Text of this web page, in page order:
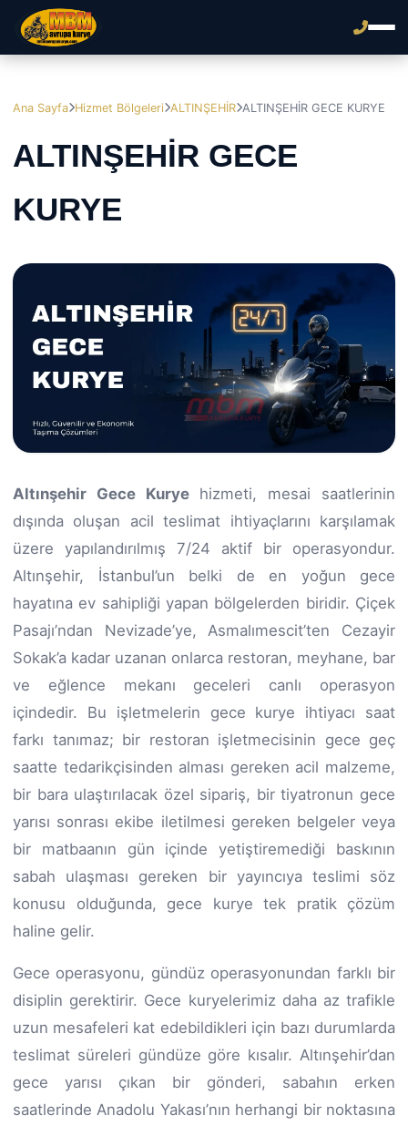
Ana Sayfa Hizmet Bölgeleri ALTINŞEHİR ALTINŞEHİR GECE KURYE
ALTINŞEHİR GECE
KURYE
Altınşehir Gece Kuryehizmeti, mesai saatlerinin
dışında oluşan acil teslimat ihtiyaçlarını karşılamak
üzere yapılandırılmış 7/24 aktif bir operasyondur.
Altınşehir, İstanbul’un belki de en yoğun gece
hayatına ev sahipliği yapan bölgelerden biridir. Çiçek
Pasajı’ndan Nevizade’ye, Asmalımescit’ten Cezayir
Sokak’a kadar uzanan onlarca restoran, meyhane, bar
ve eğlence mekanı geceleri canlı operasyon
içindedir. Bu işletmelerin gece kurye ihtiyacı saat
farkı tanımaz; bir restoran işletmecisinin gece geç
saatte tedarikçisinden alması gereken acil malzeme,
bir bara ulaştırılacak özel sipariş, bir tiyatronun gece
yarısı sonrası ekibe iletilmesi gereken belgeler veya
bir matbaanın gün içinde yetiştiremediği baskının
sabah ulaşması gereken bir yayıncıya teslimi söz
konusu olduğunda, gece kurye tek pratik çözüm
haline gelir.
Gece operasyonu, gündüz operasyonundan farklı bir
disiplin gerektirir. Gece kuryelerimiz daha az trafikle
uzun mesafeleri kat edebildikleri için bazı durumlarda
teslimat süreleri gündüze göre kısalır. Altınşehir’dan
gece yarısı çıkan bir gönderi, sabahın erken
saatlerinde Anadolu Yakası’nın herhangi bir noktasına